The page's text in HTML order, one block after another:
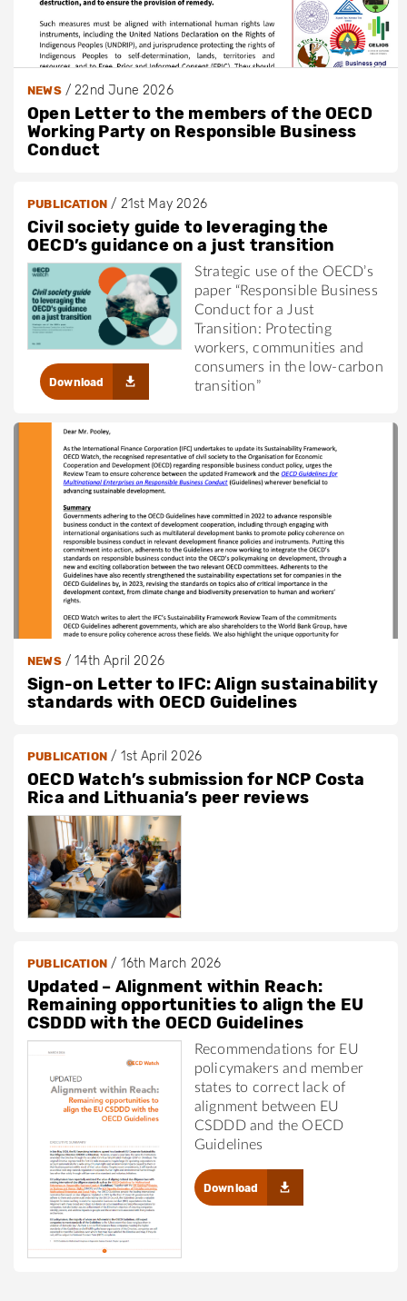
NEWS/22nd June 2026
Open Letter to the members of the OECD
Working Party on Responsible Business
Conduct
PUBLICATION/ 21st May 2026
Civil society guide to leveraging the
OECD’s guidance on a just transition
Strategic use of the OECD’s
paper “Responsible Business
Conduct for a Just
Transition: Protecting
workers, communities and
consumers in the low-carbon
transition”
Download
NEWS/14th April 2026
Sign-on Letter to IFC: Align sustainability
standards with OECD Guidelines
PUBLICATION/ 1st April 2026
OECD Watch’s submission for NCP Costa
Rica and Lithuania’s peer reviews
PUBLICATION/ 16th March 2026
Updated – Alignment within Reach:
Remaining opportunities to align the EU
CSDDD with the OECD Guidelines
Recommendations for EU
policymakers and member
states to correct lack of
alignment between EU
CSDDD and the OECD
Guidelines
Download